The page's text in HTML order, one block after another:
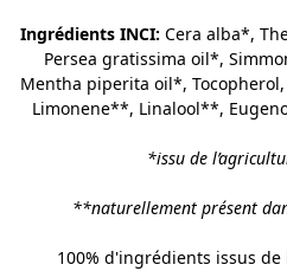
Ingrédients INCI: Cera alba*,
Persea gratissima oil*,
Mentha piperita oil*,
Limonene**, Linalool**,
*issu de
**naturellement présent
100% d'ingrédients issus